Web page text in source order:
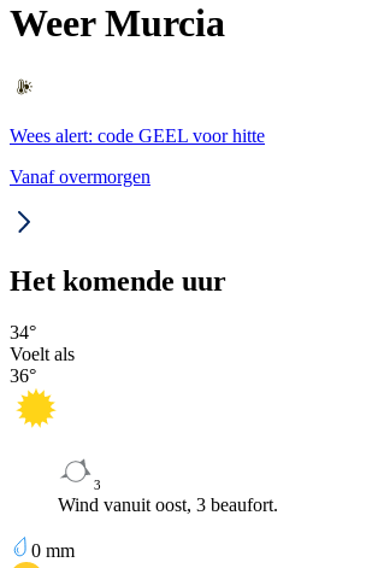
Weer Murcia
Wees alert: code GEEL voor hitte
Vanaf overmorgen
Het komende uur
34°
Voelt als
36°
3
Wind vanuit oost, 3 beaufort.
0 mm